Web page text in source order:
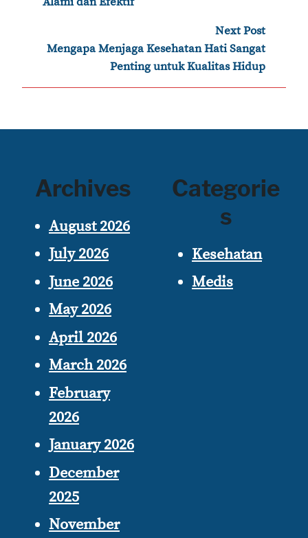
Next Post
Mengapa Menjaga Kesehatan Hati Sangat
Penting untuk Kualitas Hidup
Archives
August 2026
July 2026
June 2026
May 2026
April 2026
March 2026
February
2026
January 2026
December
2025
November
Categorie
s
Kesehatan
Medis